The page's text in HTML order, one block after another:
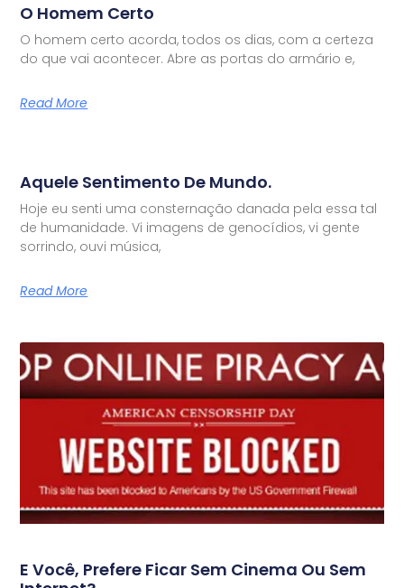
O Homem Certo
O homem certo acorda, todos os dias, com a certeza
do que vai acontecer. Abre as portas do armário e,
Read More
Aquele Sentimento De Mundo.
Hoje eu senti uma consternação danada pela essa tal
de humanidade. Vi imagens de genocídios, vi gente
sorrindo, ouvi música,
Read More
E Você, Prefere Ficar Sem Cinema Ou Sem